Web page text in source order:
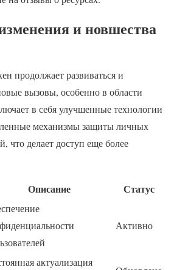
и новшества
продолжает развиваться и
вызовы, особенно в области
в себя улучшенные технологии
механизмы защиты личных
что делает доступ еще более
Описание Статус
Активно
актуализация